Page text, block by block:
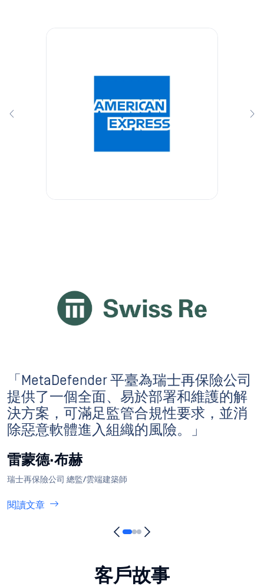
「MetaDefender 平臺為瑞士再保險公司
提供了一個全面、易於部署和維護的解
決方案，可滿足監管合規性要求，並消
除惡意軟體進入組織的風險。」
雷蒙德·布赫
瑞士再保險公司 總監/雲端建築師
閱讀文章
客戶故事